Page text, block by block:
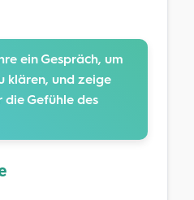
ein Gespräch, um
klären, und zeige
Gefühle des